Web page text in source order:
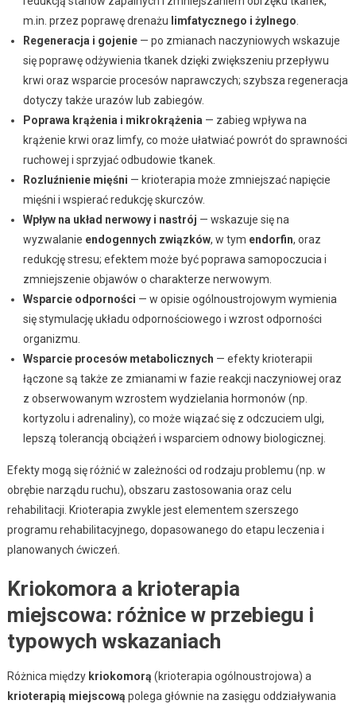
m.in. przez poprawę drenażu limfatycznego i żylnego
Regeneracja i gojenie— po zmianach naczyniowych wskazuje
się poprawę odżywienia tkanek dzięki zwiększeniu przepływu
krwi oraz wsparcie procesów naprawczych; szybsza regeneracja
dotyczy także urazów lub zabiegów.
Poprawa krążenia i mikrokrążenia — zabieg wpływa na
krążenie krwi oraz limfy, co może ułatwiać powrót do sprawności
ruchowej i sprzyjać odbudowie tkanek.
Rozluźnienie mięśni — krioterapia może zmniejszać napięcie
mięśni i wspierać redukcję skurczów.
Wpływ na układ nerwowy i nastrój — wskazuje się na
wyzwalanie endogennych związków, w tym endorfin, oraz
redukcję stresu; efektem może być poprawa samopoczucia i
zmniejszenie objawów o charakterze nerwowym.
Wsparcie odporności — w opisie ogólnoustrojowym wymienia
się stymulację układu odpornościowego i wzrost odporności
organizmu.
Wsparcie procesów metabolicznych — efekty krioterapii
łączone są także ze zmianami w fazie reakcji naczyniowej oraz
z obserwowanym wzrostem wydzielania hormonów (np.
kortyzolu i adrenaliny), co może wiązać się z odczuciem ulgi,
lepszą tolerancją obciążeń i wsparciem odnowy biologicznej.
Efekty mogą się różnić w zależności od rodzaju problemu (np. w
obrębie narządu ruchu), obszaru zastosowania oraz celu
rehabilitacji. Krioterapia zwykle jest elementem szerszego
programu rehabilitacyjnego, dopasowanego do etapu leczenia i
planowanych ćwiczeń.
Kriokomora a krioterapia
miejscowa: różnice w przebiegu i
typowych wskazaniach
Różnica między kriokomorą (krioterapia ogólnoustrojowa) a
krioterapią miejscową polega głównie na zasięgu oddziaływania